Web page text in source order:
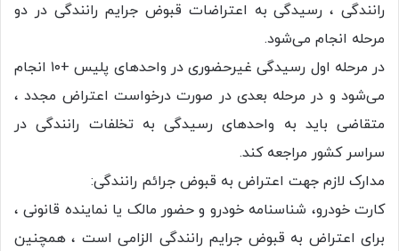
رانندگی ، رسیدگی به اعتراضات قبوض جرایم رانندگی در دو
مرحله‌ انجام می‌شود.
در مرحله اول رسیدگی غیرحضوری در واحدهای پلیس +۱۰ انجام
می‌شود و در مرحله بعدی در صورت درخواست اعتراض مجدد ،
متقاضی باید به واحدهای رسیدگی به تخلفات رانندگی در
سراسر کشور مراجعه کند.
مدارک لازم جهت اعتراض به قبوض جرائم رانندگی:
کارت خودرو، شناسنامه خودرو و حضور مالک یا نماینده قانونی ،
برای اعتراض به قبوض جرایم رانندگی الزامی است ، همچنین